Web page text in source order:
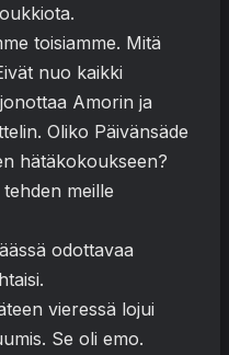
toisiamme. Mitä
nuo kaikki
Amorin ja
Oliko Päivänsäde
hätäkokoukseen?
meille
odottavaa
vieressä lojui
Se oli emo.